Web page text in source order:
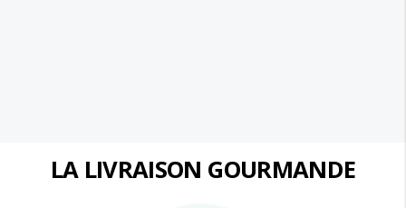
LA LIVRAISON GOURMANDE